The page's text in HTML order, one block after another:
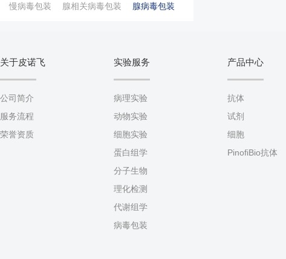
慢病毒包装 腺相关病毒包装 腺病毒包装
关于皮诺飞
公司简介
服务流程
荣誉资质
实验服务
病理实验
动物实验
细胞实验
蛋白组学
分子生物
理化检测
代谢组学
病毒包装
产品中心
抗体
试剂
细胞
PinofiBio抗体